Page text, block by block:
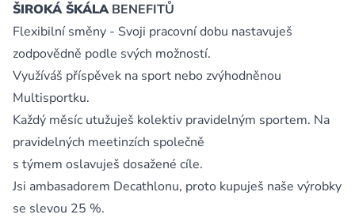
ŠIROKÁ ŠKÁLABENEFITŮ
Flexibilní směny - Svoji pracovní dobu nastavuješ
zodpovědně podle svých možností.
Využíváš příspěvek na sport nebo zvýhodněnou
Multisportku.
Každý měsíc utužuješ kolektiv pravidelným sportem. Na
pravidelných meetinzích společně
s týmem oslavuješ dosažené cíle.
Jsi ambasadorem Decathlonu, proto kupuješ naše výrobky
se slevou 25 %.